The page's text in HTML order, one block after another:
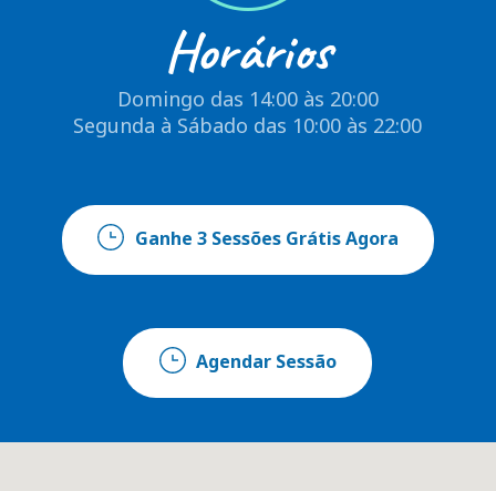
Horários
Domingo das 14:00 às 20:00
Segunda à Sábado das 10:00 às 22:00
Ganhe 3 Sessões Grátis Agora
Agendar Sessão